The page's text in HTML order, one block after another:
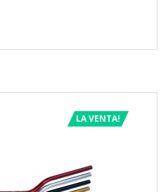
LA VENTA!